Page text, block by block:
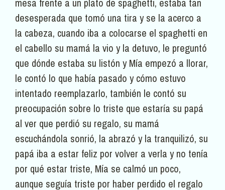
mesa frente a un plato de spaghetti, estaba tan
desesperada que tomó una tira y se la acerco a
la cabeza, cuando iba a colocarse el spaghetti en
el cabello su mamá la vio y la detuvo, le preguntó
que dónde estaba su listón y Mía empezó a llorar,
le contó lo que había pasado y cómo estuvo
intentado reemplazarlo, también le contó su
preocupación sobre lo triste que estaría su papá
al ver que perdió su regalo, su mamá
escuchándola sonrió, la abrazó y la tranquilizó, su
papá iba a estar feliz por volver a verla y no tenía
por qué estar triste, Mía se calmó un poco,
aunque seguía triste por haber perdido el regalo